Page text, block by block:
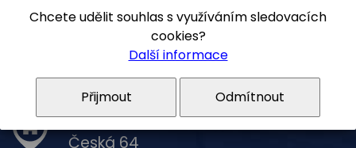
Kontakty
Gymnázium, České Budějovice,
Česká 64
Chcete udělit souhlas s využíváním sledovacích
cookies?
Další informace
Přijmout Odmítnout